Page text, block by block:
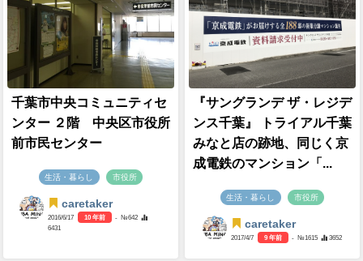
千葉市中央コミュニティセ
ンター ２階 中央区市役所
前市民センター
生活・暮らし 市役所
caretaker
2016/6/17 10 年前
- №642
6431
『サングランデ ザ・レジデ
ンス千葉』 トライアル千葉
みなと店の跡地、同じく京
成電鉄のマンション「...
生活・暮らし 市役所
caretaker
2017/4/7 9 年前 - №1615 3652